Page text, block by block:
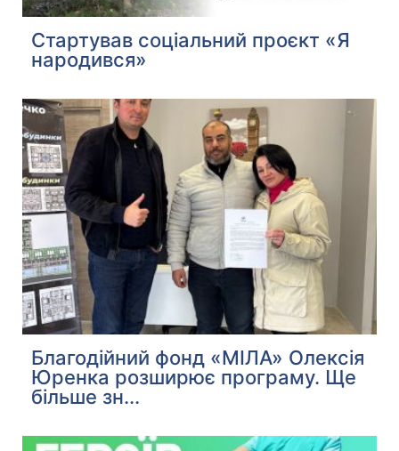
Стартував соціальний проєкт «Я
народився»
Благодійний фонд «МІЛА» Олексія
Юренка розширює програму. Ще
більше зн...